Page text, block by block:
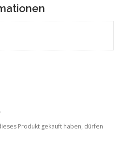
Produkt gekauft haben, dürfen